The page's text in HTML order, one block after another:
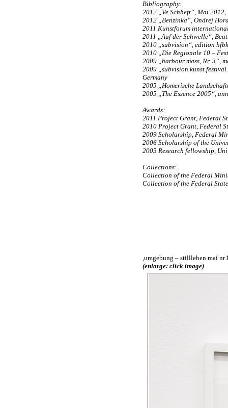
Bibliography:
2012 „Ve.Schheft“, Mai
2012 „Benzinka“, Ondrej
2011 Kunstforum
2011 „Auf der Schwelle“,
2010 „subvision“, edition
2010 „Die Regionale 10 –
2009 „harbour mass, Nr. 3“,
2009
Germany
2005 „Homerische
2005 „The Essence 2005“,
Awards:
2011 Project Grant, Federal
2010 Project Grant, Federal
2009 Scholarship, Federal
2006 Scholarship of the
2005 Research fellowship,
Collections:
Collection of the Federal
Collection of the Federal
,umgebung – stillleben mai
(enlarge: click image)